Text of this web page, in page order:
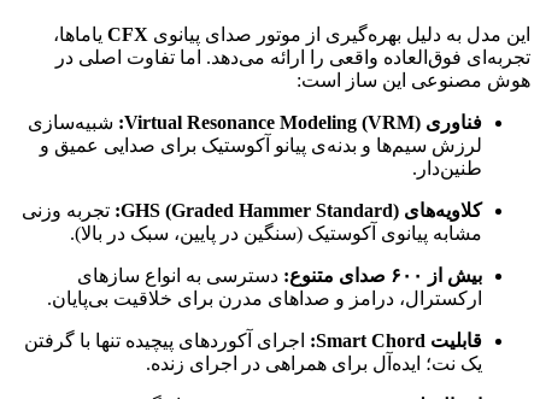
این مدل به دلیل بهره‌گیری از موتور صدای پیانوی CFX یاماها،
تجربه‌ای فوق‌العاده واقعی را ارائه می‌دهد. اما تفاوت اصلی در
هوش مصنوعی این ساز است:
فناوری Virtual Resonance Modeling (VRM):
شبیه‌سازی
لرزش سیم‌ها و بدنه‌ی پیانو آکوستیک برای صدایی عمیق و
طنین‌دار.
کلاویه‌های GHS (Graded Hammer Standard):
تجربه وزنی
مشابه پیانوی آکوستیک (سنگین در پایین، سبک در بالا).
بیش از ۶۰۰ صدای متنوع:
دسترسی به انواع سازهای
ارکسترال، درامز و صداهای مدرن برای خلاقیت بی‌پایان.
قابلیت Smart Chord:
اجرای آکوردهای پیچیده تنها با گرفتن
یک نت؛ ایده‌آل برای همراهی در اجرای زنده.